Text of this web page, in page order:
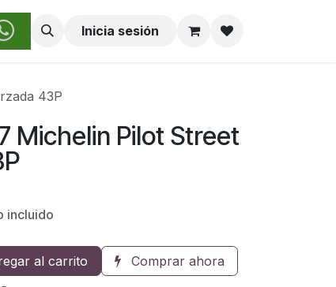
Nosotros Inicia sesión
43P
Michelin Pilot Street
incluido
al carrito
Comprar ahora